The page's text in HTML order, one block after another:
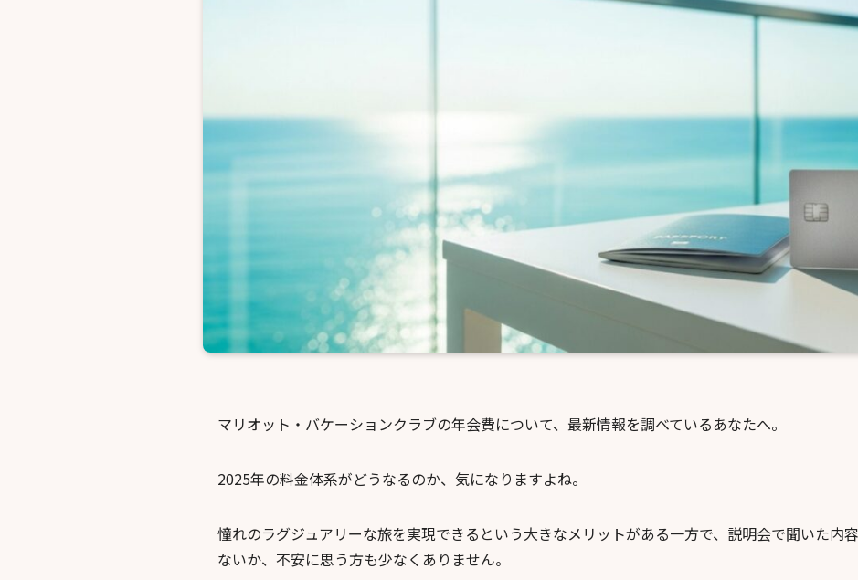
マリオット・バケーションクラブの年会費について、最新情報を調べているあなたへ。
2025年の料金体系がどうなるのか、気になりますよね。
憧れのラグジュアリーな旅を実現できるという大きなメリットがある一方で、説明会で聞いた内
ないか、不安に思う方も少なくありません。